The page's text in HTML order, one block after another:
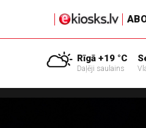
Rīgā +19 °C
Daļēji saulains